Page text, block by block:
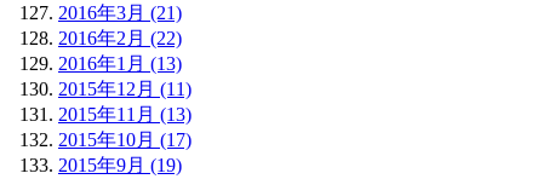
2016年3月 (21)
2016年2月 (22)
2016年1月 (13)
2015年12月 (11)
2015年11月 (13)
2015年10月 (17)
2015年9月 (19)